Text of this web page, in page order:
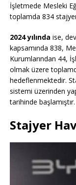
İşletmede Mesleki
toplamda 834
2024 yılında ise,
kapsamında 838,
Kurumlarından 44,
olmak üzere
hedeflenmektedir.
sistemi üzerinden
tarihinde başlamıştır.
Stajyer